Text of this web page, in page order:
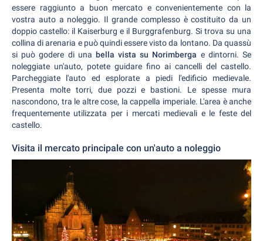
essere raggiunto a buon mercato e convenientemente con la
vostra auto a noleggio. Il grande complesso è costituito da un
doppio castello: il Kaiserburg e il Burggrafenburg. Si trova su una
collina di arenaria e può quindi essere visto da lontano. Da quassù
si può godere di una bella vista su Norimberga e dintorni. Se
noleggiate un'auto, potete guidare fino ai cancelli del castello.
Parcheggiate l'auto ed esplorate a piedi l'edificio medievale.
Presenta molte torri, due pozzi e bastioni. Le spesse mura
nascondono, tra le altre cose, la cappella imperiale. L'area è anche
frequentemente utilizzata per i mercati medievali e le feste del
castello.
Visita il mercato principale con un'auto a noleggio